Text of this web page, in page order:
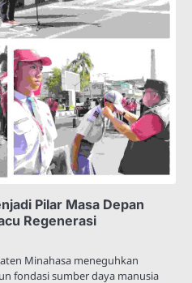
Pilar Masa Depan
Regenerasi
Minahasa meneguhkan
fondasi sumber daya manusia